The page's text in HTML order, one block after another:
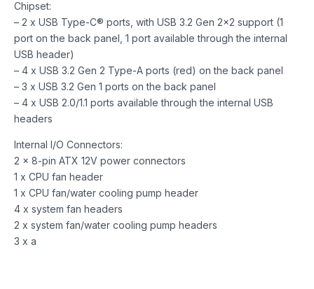
Chipset:
– 2 x USB Type-C® ports, with USB 3.2 Gen 2×2 support (1
port on the back panel, 1 port available through the internal
USB header)
– 4 x USB 3.2 Gen 2 Type-A ports (red) on the back panel
– 3 x USB 3.2 Gen 1 ports on the back panel
– 4 x USB 2.0/1.1 ports available through the internal USB
headers
Internal I/O Connectors:
2 x 8-pin ATX 12V power connectors
1 x CPU fan header
1 x CPU fan/water cooling pump header
4 x system fan headers
2 x system fan/water cooling pump headers
3 x a